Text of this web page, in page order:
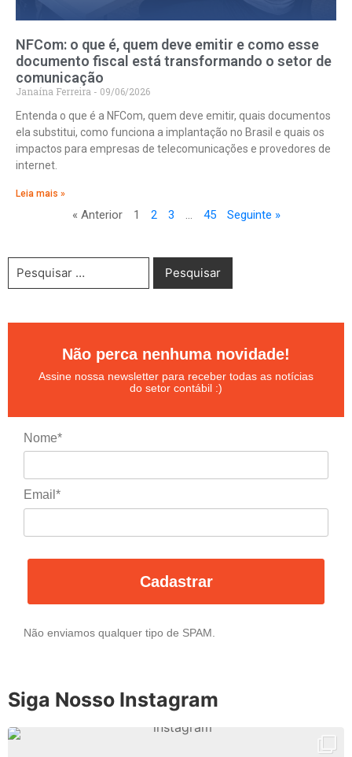
NFCom: o que é, quem deve emitir e como esse
documento fiscal está transformando o setor de
comunicação
Janaína Ferreira
09/06/2026
Entenda o que é a NFCom, quem deve emitir, quais documentos
ela substitui, como funciona a implantação no Brasil e quais os
impactos para empresas de telecomunicações e provedores de
internet.
Leia mais »
« Anterior 1 2 3 … 45 Seguinte »
Não perca nenhuma novidade!
Assine nossa newsletter para receber todas as notícias
do setor contábil :)
Nome*
Email*
Cadastrar
Não enviamos qualquer tipo de SPAM.
Siga Nosso Instagram